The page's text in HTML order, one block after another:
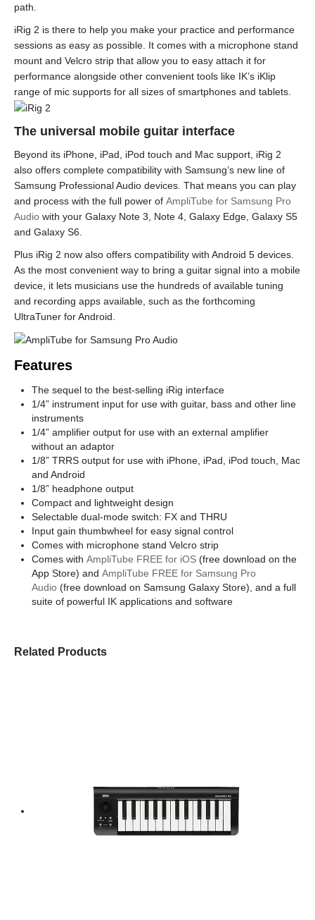
path.
iRig 2 is there to help you make your practice and performance
sessions as easy as possible. It comes with a microphone stand
mount and Velcro strip that allow you to easy attach it for
performance alongside other convenient tools like IK’s iKlip
range of mic supports for all sizes of smartphones and tablets.
The universal mobile guitar interface
Beyond its iPhone, iPad, iPod touch and Mac support, iRig 2
also offers complete compatibility with Samsung’s new line of
Samsung Professional Audio devices. That means you can play
and process with the full power of AmpliTube for Samsung Pro
Audio with your Galaxy Note 3, Note 4, Galaxy Edge, Galaxy S5
and Galaxy S6.
Plus iRig 2 now also offers compatibility with Android 5 devices.
As the most convenient way to bring a guitar signal into a mobile
device, it lets musicians use the hundreds of available tuning
and recording apps available, such as the forthcoming
UltraTuner for Android.
Features
The sequel to the best-selling iRig interface
1/4” instrument input for use with guitar, bass and other line
instruments
1/4” amplifier output for use with an external amplifier
without an adaptor
1/8” TRRS output for use with iPhone, iPad, iPod touch, Mac
and Android
1/8” headphone output
Compact and lightweight design
Selectable dual-mode switch: FX and THRU
Input gain thumbwheel for easy signal control
Comes with microphone stand Velcro strip
Comes with AmpliTube FREE for iOS (free download on the
App Store) and AmpliTube FREE for Samsung Pro
Audio (free download on Samsung Galaxy Store), and a full
suite of powerful IK applications and software
Related Products